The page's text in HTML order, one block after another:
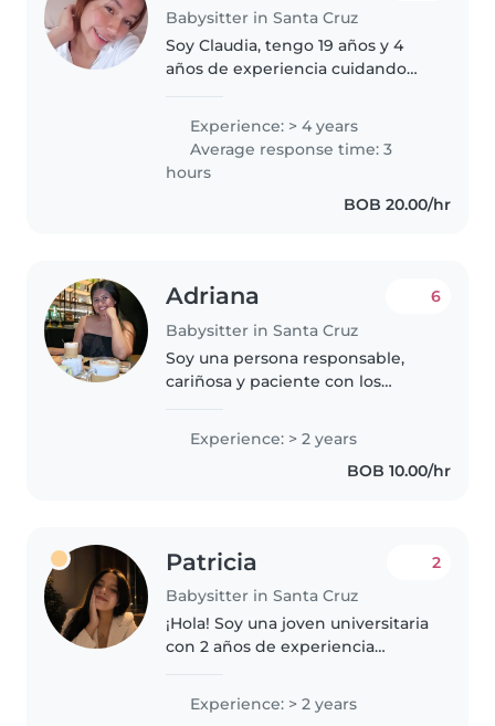
Babysitter in Santa Cruz
Soy Claudia, tengo 19 años y 4
años de experiencia cuidando
y empática. Cuento con
conocimientos en primeros
auxilios y preparo alimentos
adecuados..
Experience: > 4 years
Average response time: 3
hours
BOB 20.00/hr
Adriana
Babysitter in Santa Cruz
6
Soy una persona responsable,
cariñosa y paciente con los
sus actividades diarias,
alimentación, juegos y apoyo en
Experience: > 2 years
BOB 10.00/hr
Patricia
Babysitter in Santa Cruz
2
¡Hola! Soy una joven universitaria
con 2 años de experiencia
escolar. Me encanta leer cuentos
y jugar con los niños. Soy una
Experience: > 2 years